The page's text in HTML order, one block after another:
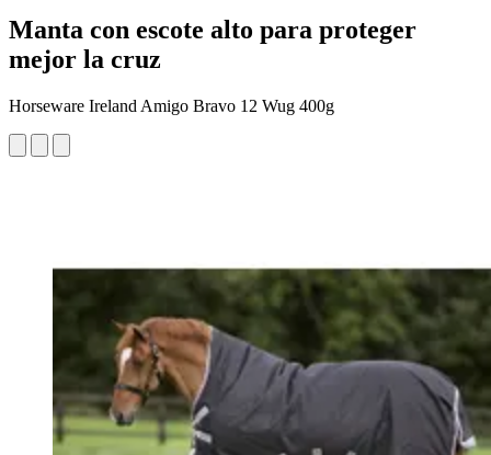
Manta con escote alto para proteger
mejor la cruz
Horseware Ireland Amigo Bravo 12 Wug 400g